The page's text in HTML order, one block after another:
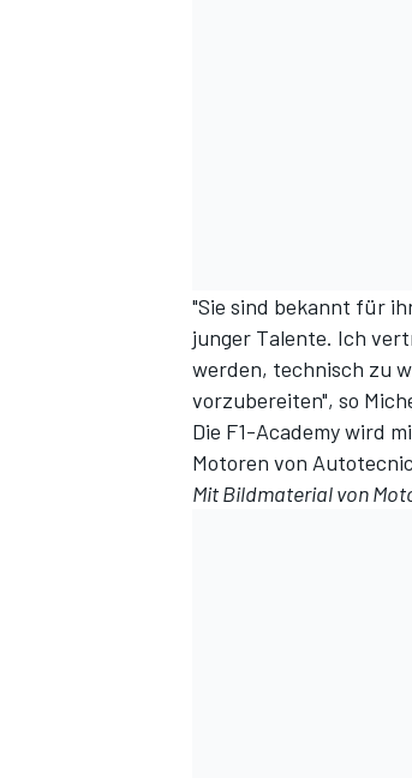
"Sie sind bekannt für
junger Talente. Ich
werden, technisch zu
vorzubereiten", so
Die F1-Academy wird
Motoren von
Mit Bildmaterial von